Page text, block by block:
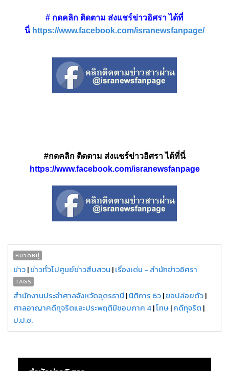
# กดคลิก ติดตาม ส่งแชร์ข่าวอิศรา ได้ที่
นี่ https://www.facebook.com/isranewsfanpage/
#กดคลิก ติดตาม ส่งแชร์ข่าวอิศรา ได้ที่นี่
https://www.facebook.com/isranewsfanpage
หมวดหมู่
ข่าว|ข่าวทั่วไปศูนย์ข่าวสืบสวน |เรื่องเด่น - สำนักข่าวอิศรา
TAGS
สำนักงานประจำศาลจังหวัดอุดรธานี|นิติการ 6ว|ขอปล่อยตัว|
ศาลอาญาคดีทุจริตและประพฤติมิชอบภาค 4|โทษ|คดีทุจริต |
ป.ป.ช.